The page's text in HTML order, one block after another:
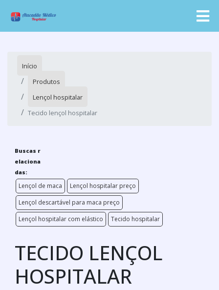
Início
Produtos
Lençol hospitalar
Tecido lençol hospitalar
Buscas r
elaciona
das:
Lençol de maca
Lençol hospitalar preço
Lençol descartável para maca preço
Lençol hospitalar com elástico
Tecido hospitalar
TECIDO LENÇOL
HOSPITALAR